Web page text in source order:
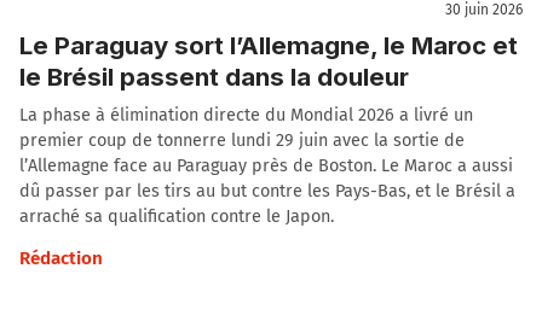
30 juin 2026
Le Paraguay sort l’Allemagne, le Maroc et
le Brésil passent dans la douleur
La phase à élimination directe du Mondial 2026 a livré un
premier coup de tonnerre lundi 29 juin avec la sortie de
l’Allemagne face au Paraguay près de Boston. Le Maroc a aussi
dû passer par les tirs au but contre les Pays-Bas, et le Brésil a
arraché sa qualification contre le Japon.
Rédaction